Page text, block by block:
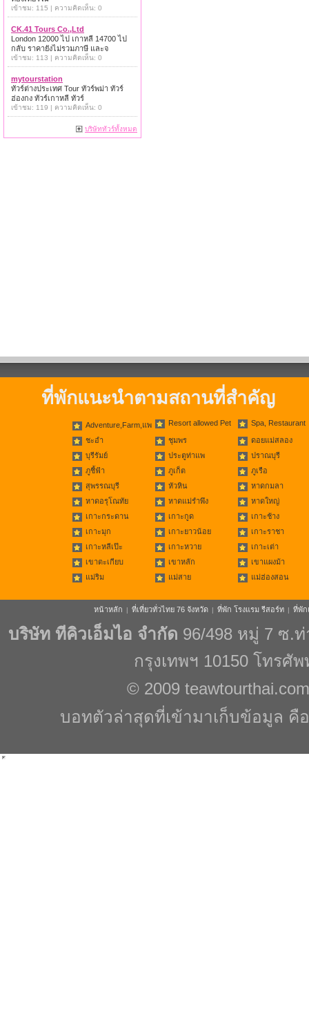
เข้าชม: 115 | ความคิดเห็น: 0
CK.41 Tours Co.,Ltd
London 12000 ไป เกาหลี 14700 ไป
กลับ ราคายังไม่รวมภาษี และจ
เข้าชม: 113 | ความคิดเห็น: 0
mytourstation
ทัวร์ต่างประเทศ Tour ทัวร์พม่า ทัวร์
ฮ่องกง ทัวร์เกาหลี ทัวร์
เข้าชม: 119 | ความคิดเห็น: 0
บริษัททัวร์ทั้งหมด
ที่พักแนะนำตามสถานที่สำคัญ
Adventure,Farm,แพ Resort allowed Pet Spa, Restaurant
ชะอำ ชุมพร
ดอยแม่สลอง
บุรีรัมย์
ประตูท่าแพ
ปราณบุรี
ภูชี้ฟ้า
ภูเก็ต
ภูเรือ
สุพรรณบุรี
หัวหิน
หาดกมลา
หาดอรุโณทัย
หาดแม่รำพึง
หาดใหญ่
เกาะกระดาน
เกาะกูด
เกาะช้าง
เกาะมุก
เกาะยาวน้อย
เกาะราชา
เกาะหลีเป๊ะ
เกาะหวาย
เกาะเต่า
เขาตะเกียบ
เขาหลัก
เขาแผงม้า
แม่ริม
แม่สาย แม่ฮ่องสอน
หน้าหลัก | ที่เที่ยวทั่วไทย 76 จังหวัด | ที่พัก โรงแรม รีสอร์ท | ที่พัก
บริษัท ทีคิวเอ็มไอ จำกัด 96/498 หมู่ 7 ซ.
กรุงเทพฯ 10150 โทรศั
© 2009 teawtourthai.com
บอทตัวล่าสุดที่เข้ามาเก็บข้อมูล คือ